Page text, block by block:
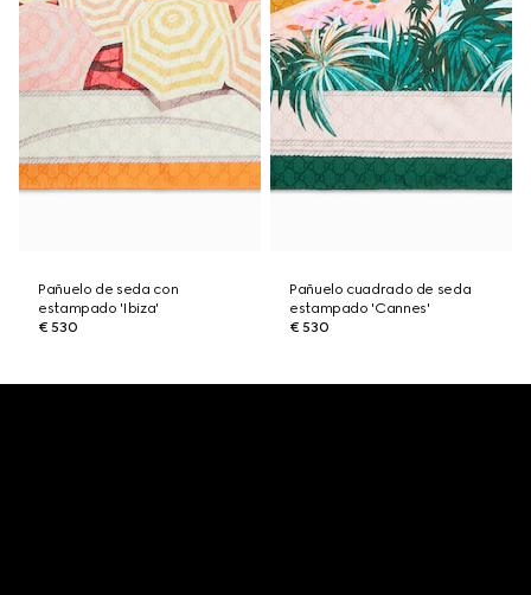
Pañuelo de seda con
estampado 'Ibiza'
€ 530
Pañuelo cuadrado de seda
estampado 'Cannes'
€ 530